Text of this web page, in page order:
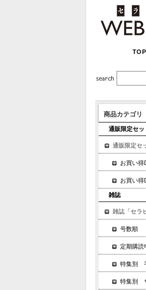
TOP
商品カテゴリ
通販限定セッ
通販限定セ
お買い得
お買い得
雑誌
雑誌「セラ
号数順
定期購読
特集別
特集別